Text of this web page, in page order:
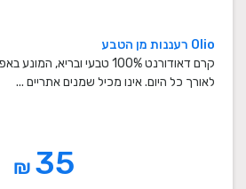
Olio רעננות מן הטבע
קרם דאודורנט 100% טבעי
לאורך כל היום. אינו מכיל שמנים אתריים ...
₪